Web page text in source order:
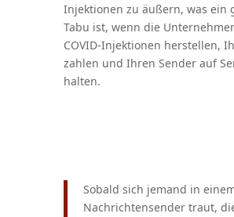
Injektionen zu äußern, was ein
Tabu ist, wenn die
COVID-Injektionen herstellen,
zahlen und Ihren Sender auf
halten.
Sobald sich jemand in
Nachrichtensender traut,